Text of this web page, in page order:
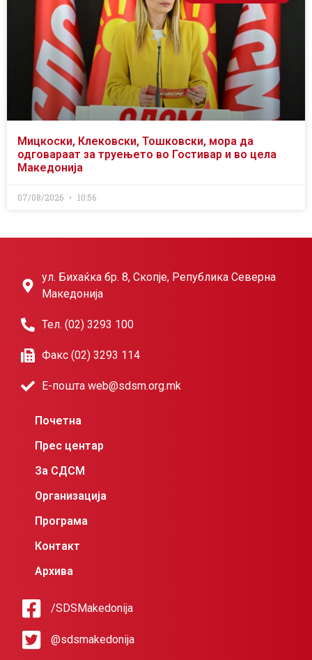
Мицкоски, Клековски, Тошковски, мора да
одговараат за труењето во Гостивар и во цела
Македонија
07/08/2026 10:56
ул. Бихаќка бр. 8, Скопје, Република Северна
Македонија
Тел. (02) 3293 100
Факс (02) 3293 114
Е-пошта web@sdsm.org.mk
Почетна
Прес центар
За СДСМ
Организација
Програма
Контакт
Архива
/SDSMakedonija
@sdsmakedonija